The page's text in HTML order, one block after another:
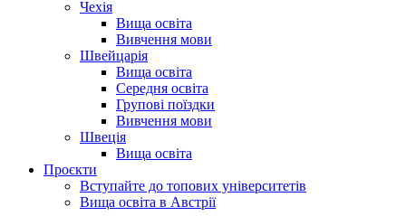
Чехія
Вища освіта
Вивчення мови
Швейцарія
Вища освіта
Середня освіта
Групові поїздки
Вивчення мови
Швеція
Вища освіта
Проєкти
Вступайте до топових університетів
Вища освіта в Австрії